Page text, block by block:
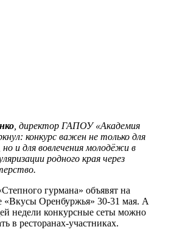
, директор ГАПОУ «Академия
конкурс важен не только для
и для вовлечения молодёжи в
родного края через
гурмана» объявят на
«Вкусы Оренбуржья» 30-31 мая. А
недели конкурсные сеты можно
в ресторанах-участниках.